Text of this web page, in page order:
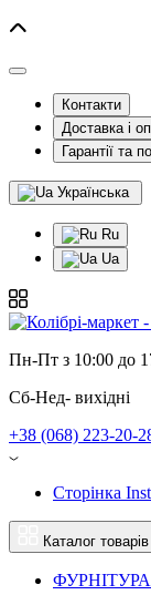
Контакти
Доставка і
Гарантії та
Українська
Ru
Ua
Пн-Пт з 10:00 до
Сб-Нед- вихідні
+38 (068) 223-20-
Сторінка
Каталог товарів